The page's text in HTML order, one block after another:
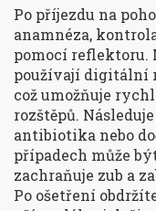
Po příjezdu na
anamnéza,
pomocí reflektoru.
používají digitální
což umožňuje
rozštěpů.
antibiotika nebo
případech může
zachraňuje zub a
Po ošetření